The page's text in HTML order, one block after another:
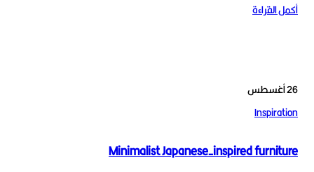
Minimalist Japanese-inspired